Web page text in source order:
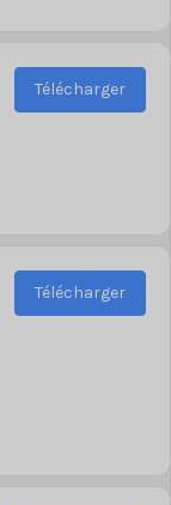
Télécharger
Télécharger